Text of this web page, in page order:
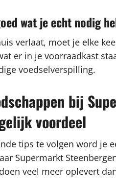
wat je echt nodig
verlaat, moet je elke
er in je voorraadkast
voedselverspilling.
bij
voordeel
tips te volgen word je
Supermarkt
veel meer oplevert